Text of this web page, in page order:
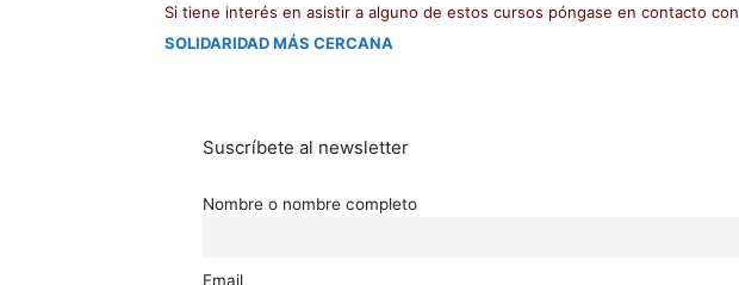
Si tiene interés en asistir a alguno de estos cursos póngase en contacto con
SOLIDARIDAD MÁS CERCANA
Suscríbete al newsletter
Nombre o nombre completo
Email